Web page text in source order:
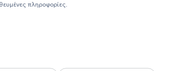
πληροφορίες.